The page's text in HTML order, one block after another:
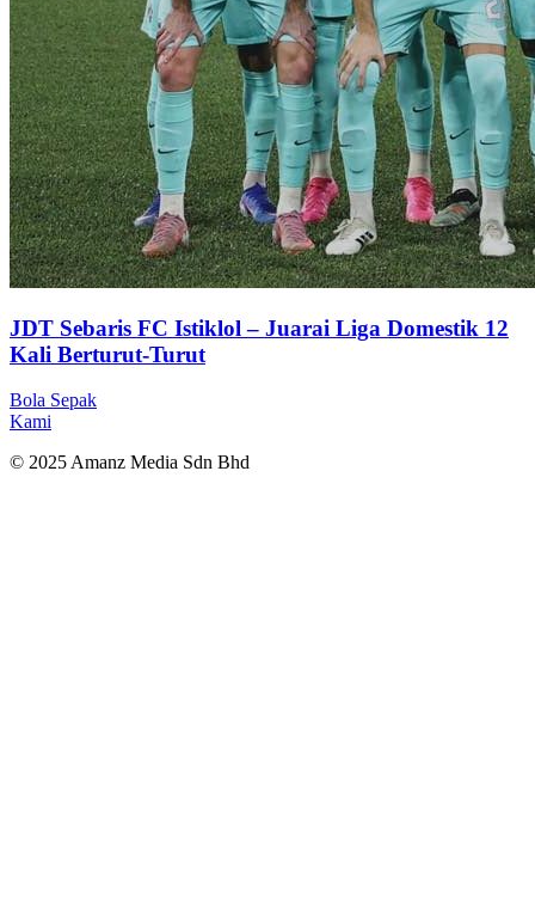
JDT Sebaris FC Istiklol – Juarai Liga Domestik 12
Kali Berturut-Turut
Bola Sepak
Kami
© 2025 Amanz Media Sdn Bhd